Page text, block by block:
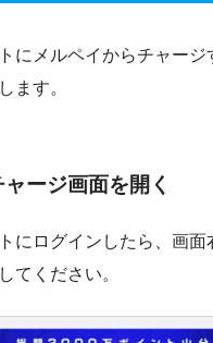
にメルペイからチャージ
ます。
ージ画面を開く
にログインしたら、画面
てください。